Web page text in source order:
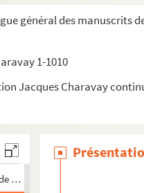
général des manuscrits
1-1010
Jacques Charavay
la justice
secrétaire de S. A. R.
premier président de la
publiciste
médailles